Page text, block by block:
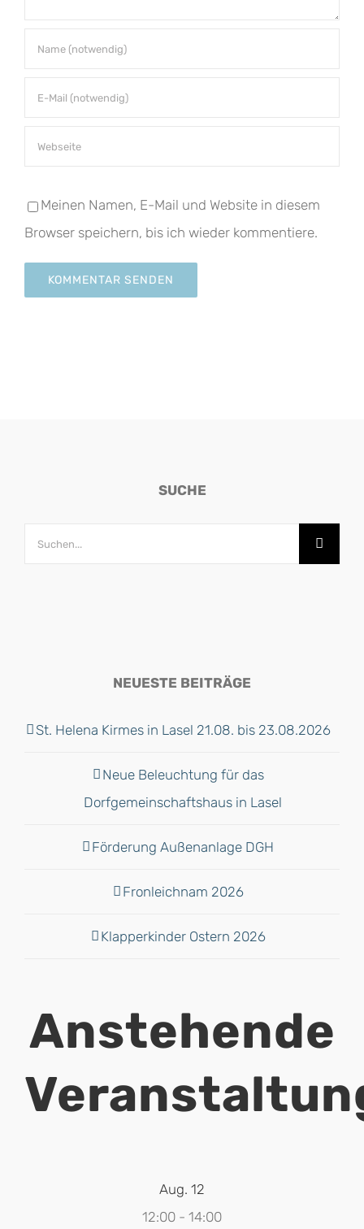
Meinen Namen, E-Mail und Website in diesem
Browser speichern, bis ich wieder kommentiere.
SUCHE
Suche
NEUESTE BEITRÄGE
St. Helena Kirmes in Lasel 21.08. bis 23.08.2026
Neue Beleuchtung für das
Dorfgemeinschaftshaus in Lasel
Förderung Außenanlage DGH
Fronleichnam 2026
Klapperkinder Ostern 2026
Anstehende
Aug. 12
12:00 - 14:00